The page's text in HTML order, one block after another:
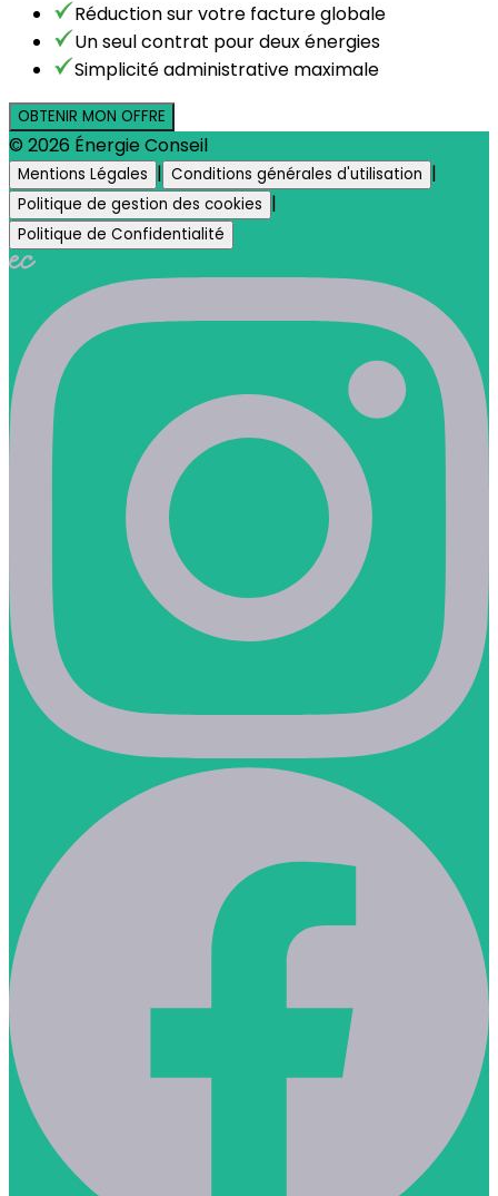
Réduction sur votre facture globale
Un seul contrat pour deux énergies
Simplicité administrative maximale
OBTENIR MON OFFRE
© 2026 Énergie Conseil
Mentions Légales | Conditions générales d'utilisation |
Politique de gestion des cookies |
Politique de Confidentialité